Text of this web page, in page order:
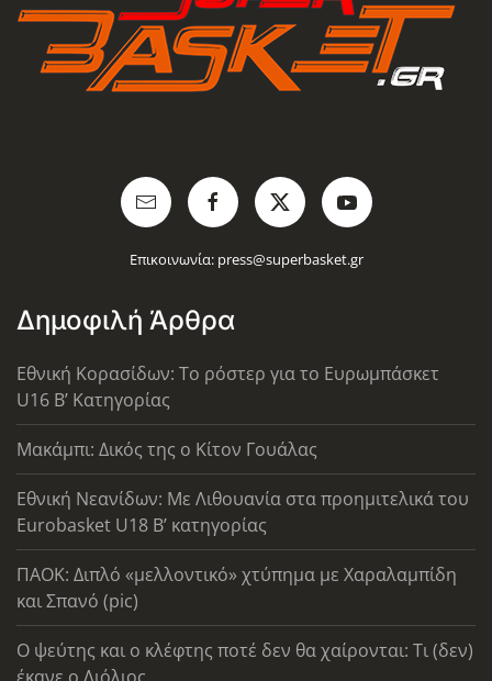
Επικοινωνία: press@superbasket.gr
Δημοφιλή Άρθρα
Εθνική Κορασίδων: Το ρόστερ για το Ευρωμπάσκετ
U16 B’ Κατηγορίας
Μακάμπι: Δικός της ο Κίτον Γουάλας
Εθνική Νεανίδων: Με Λιθουανία στα προημιτελικά του
Eurobasket U18 Β’ κατηγορίας
ΠΑΟΚ: Διπλό «μελλοντικό» χτύπημα με Χαραλαμπίδη
και Σπανό (pic)
Ο ψεύτης και ο κλέφτης ποτέ δεν θα χαίρονται: Τι (δεν)